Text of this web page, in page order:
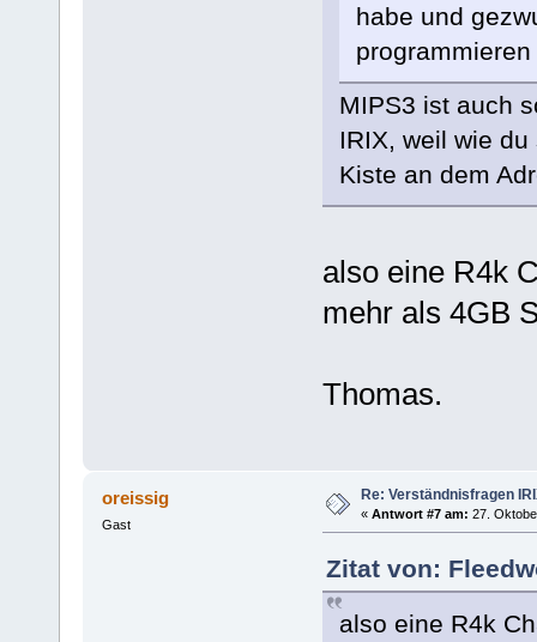
habe und
MIPS3 ist auch
IRIX, weil wie
Kiste an dem
also eine R4k
mehr als 4GB
Thomas.
oreissig
Gast
Re: Verständnisfragen
« Antwort #7 am: 27.
Zitat von:
also eine R4k